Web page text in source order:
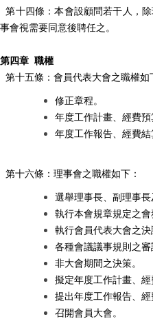
第十四條：本會設顧問若干人，
事會視需要同意後聘任之。
第四章 職權
第十五條：會員代表大會之職權如
修正章程。
年度工作計畫、經費預
年度工作報告、經費結
第十六條：理事會之職權如下：
選舉理事長、副理事長
執行本會規章規定之會
執行會員代表大會之決
各種會議議事規則之審
非大會期間之決策。
擬定年度工作計畫、經
提出年度工作報告、經
召開會員大會。